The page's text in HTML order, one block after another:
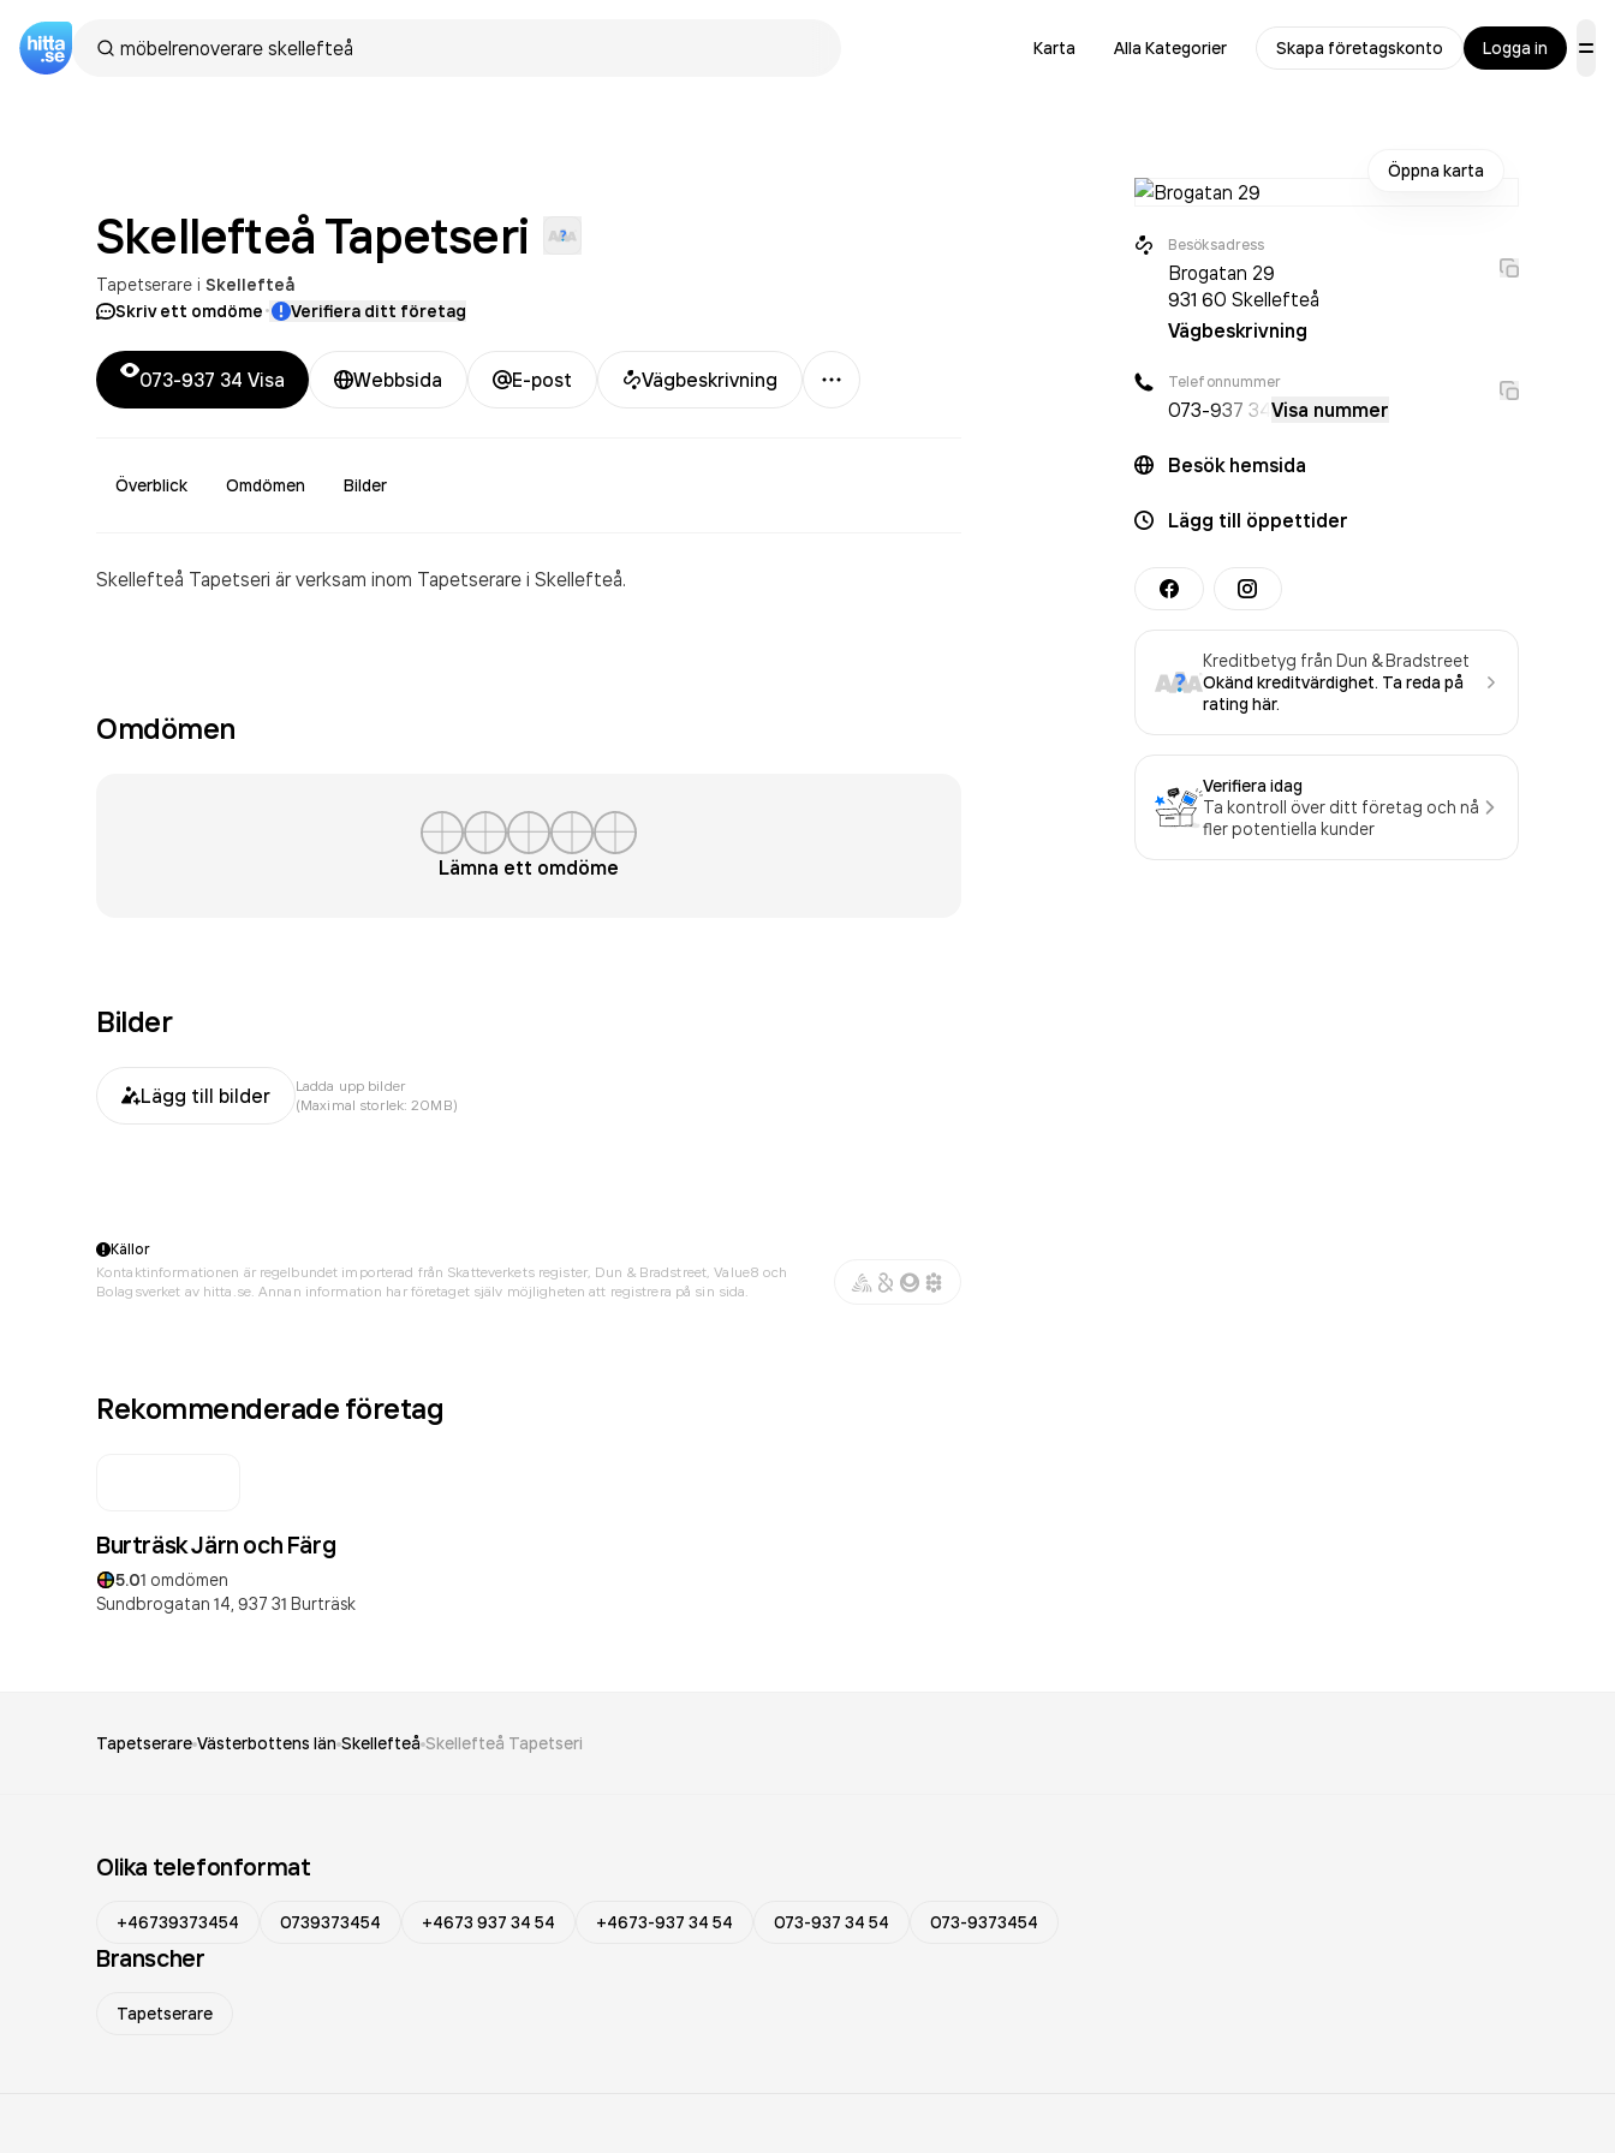
Karta Alla Kategorier Skapa företagskonto Logga in
Skellefteå Tapetseri
Tapetserare i Skellefteå
Skriv ett omdöme· Verifiera ditt företag
073-937 34 Visa Webbsida E-post Vägbeskrivning
Mer
Överblick Omdömen Bilder
Skellefteå Tapetseri är verksam inom Tapetserare i Skellefteå.
Omdömen
Lämna ett omdöme
Bilder
Lägg till bilder
Ladda upp bilder
(Maximal storlek: 20MB)
Öppna karta
Besöksadress
Brogatan 29
931 60 Skellefteå
Vägbeskrivning
Telefonnummer
073-937 34 Visa nummer
Besök hemsida
Lägg till öppettider
Kreditbetyg från Dun & Bradstreet
Okänd kreditvärdighet. Ta reda på
rating här.
Verifiera idag
Ta kontroll över ditt företag och nå
fler potentiella kunder
Källor
Kontaktinformationen är regelbundet importerad från Skatteverkets register, Dun & Bradstreet, Value8 och
Bolagsverket av hitta.se. Annan information har företaget själv möjligheten att registrera på sin sida.
Rekommenderade företag
Burträsk Järn och Färg
5.01 omdömen
Sundbrogatan 14, 937 31 Burträsk
Tapetserare Västerbottens län Skellefteå Skellefteå Tapetseri
Olika telefonformat
+46739373454 0739373454 +4673 937 34 54 +4673-937 34 54 073-937 34 54 073-9373454
Branscher
Tapetserare